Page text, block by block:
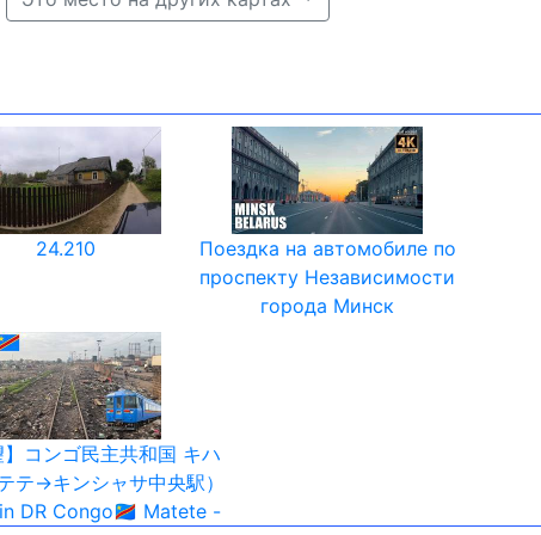
24.210
Поездка на автомобиле по
проспекту Независимости
города Минск
】コンゴ民主共和国 キハ
テ→キンシャサ中央駅）
DR Congo🇨🇩 Matete -